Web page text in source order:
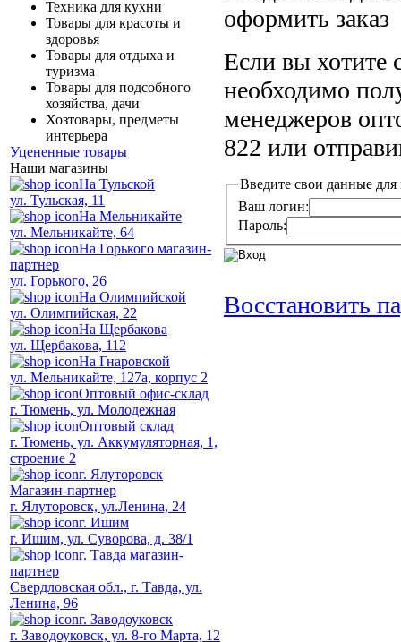
Техника для кухни
Товары для красоты и
здоровья
Товары для отдыха и
туризма
Товары для подсобного
хозяйства, дачи
Хозтовары, предметы
интерьера
Уцененные товары
Наши магазины
На Тульской
ул. Тульская, 11
На Мельникайте
ул. Мельникайте, 64
На Горького магазин-
партнер
ул. Горького, 26
На Олимпийской
ул. Олимпийская, 22
На Щербакова
ул. Щербакова, 112
На Гнаровской
ул. Мельникайте, 127а, корпус 2
Оптовый офис-склад
г. Тюмень, ул. Молодежная
Оптовый склад
г. Тюмень, ул. Аккумуляторная, 1,
строение 2
г. Ялуторовск
Магазин-партнер
г. Ялуторовск, ул.Ленина, 24
г. Ишим
г. Ишим, ул. Суворова, д. 38/1
г. Тавда магазин-
партнер
Свердловская обл., г. Тавда, ул.
Ленина, 96
г. Заводоуковск
г. Заводоуковск, ул. 8-го Марта, 12
оформить заказ
Если вы хотите
необходимо
менеджеров
822 или
Введите свои данные для
Ваш логин:
Пароль:
Восстановить